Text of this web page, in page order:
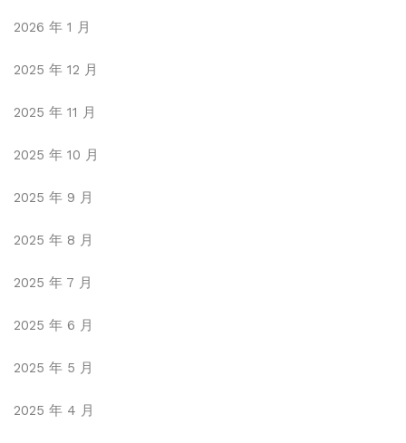
2026 年 1 月
2025 年 12 月
2025 年 11 月
2025 年 10 月
2025 年 9 月
2025 年 8 月
2025 年 7 月
2025 年 6 月
2025 年 5 月
2025 年 4 月